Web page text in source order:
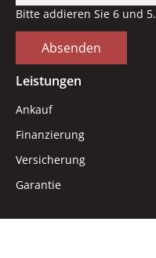
Bitte addieren Sie 6 und 5.
Absenden
Leistungen
Navigation
Ankauf
Finanzierung
Versicherung
Garantie